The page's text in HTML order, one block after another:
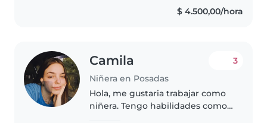
$ 4.500,00/hora
Camila
Niñera en Posadas
3
Hola, me gustaria trabajar como
niñera. Tengo habilidades como